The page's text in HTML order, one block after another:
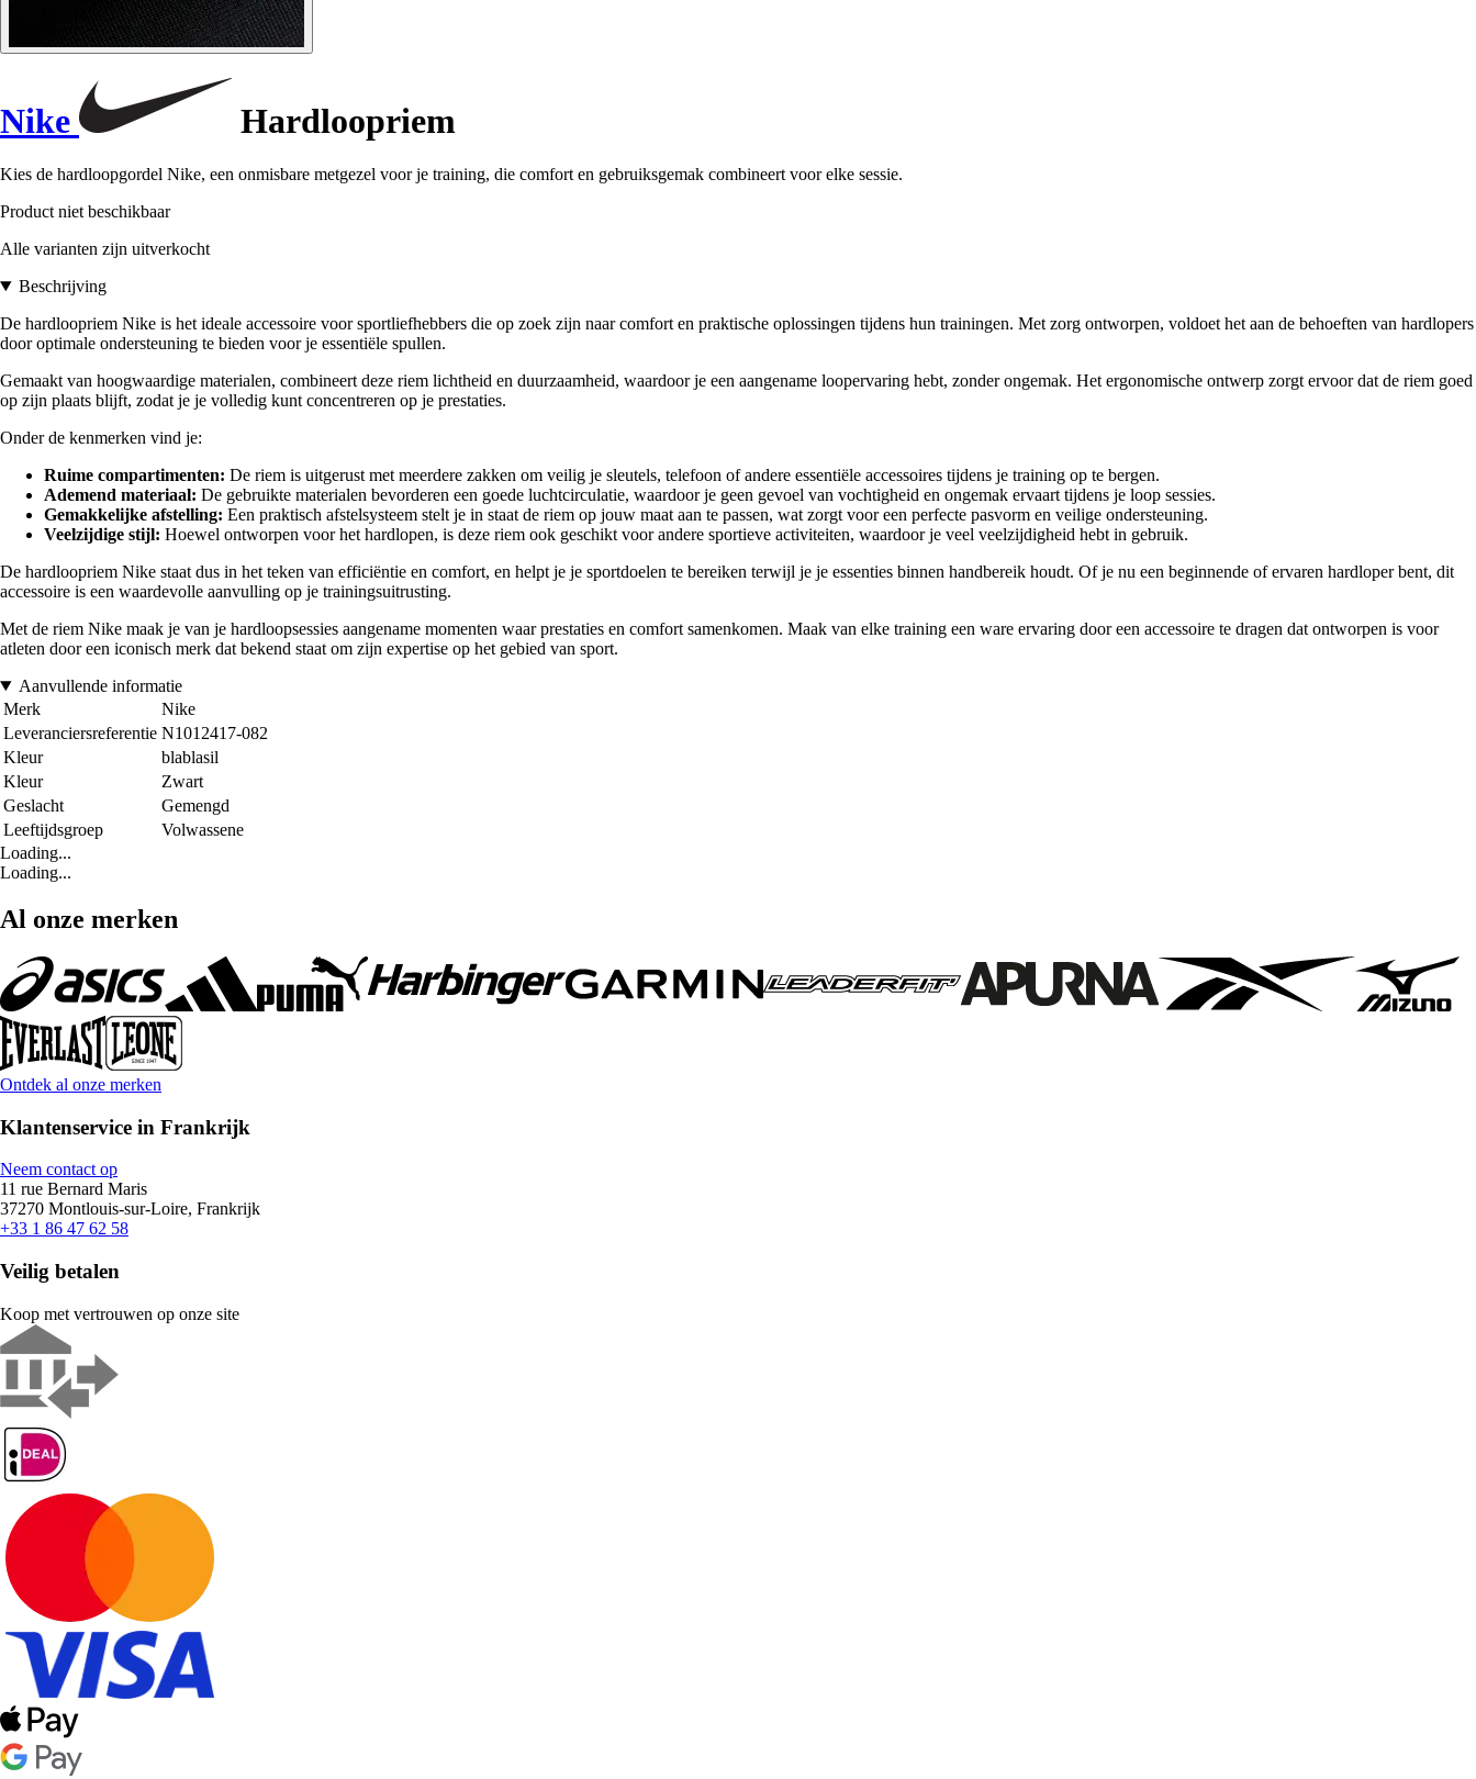
Nike Hardloopriem
Kies de hardloopgordel Nike, een onmisbare metgezel voor je training, die comfort en gebruiksgemak combineert voor elke sessie.
Product niet beschikbaar
Alle varianten zijn uitverkocht
Beschrijving
De hardloopriem Nike is het ideale accessoire voor sportliefhebbers die op zoek zijn naar comfort en praktische oplossingen tijdens hun trainingen. Met zorg ontworpen, voldoet het aan de behoeften van hardlopers
door optimale ondersteuning te bieden voor je essentiële spullen.
Gemaakt van hoogwaardige materialen, combineert deze riem lichtheid en duurzaamheid, waardoor je een aangename loopervaring hebt, zonder ongemak. Het ergonomische ontwerp zorgt ervoor dat de riem goed
op zijn plaats blijft, zodat je je volledig kunt concentreren op je prestaties.
Onder de kenmerken vind je:
Ruime compartimenten: De riem is uitgerust met meerdere zakken om veilig je sleutels, telefoon of andere essentiële accessoires tijdens je training op te bergen.
Ademend materiaal: De gebruikte materialen bevorderen een goede luchtcirculatie, waardoor je geen gevoel van vochtigheid en ongemak ervaart tijdens je loop sessies.
Gemakkelijke afstelling: Een praktisch afstelsysteem stelt je in staat de riem op jouw maat aan te passen, wat zorgt voor een perfecte pasvorm en veilige ondersteuning.
Veelzijdige stijl: Hoewel ontworpen voor het hardlopen, is deze riem ook geschikt voor andere sportieve activiteiten, waardoor je veel veelzijdigheid hebt in gebruik.
De hardloopriem Nike staat dus in het teken van efficiëntie en comfort, en helpt je je sportdoelen te bereiken terwijl je je essenties binnen handbereik houdt. Of je nu een beginnende of ervaren hardloper bent, dit
accessoire is een waardevolle aanvulling op je trainingsuitrusting.
Met de riem Nike maak je van je hardloopsessies aangename momenten waar prestaties en comfort samenkomen. Maak van elke training een ware ervaring door een accessoire te dragen dat ontworpen is voor
atleten door een iconisch merk dat bekend staat om zijn expertise op het gebied van sport.
Aanvullende informatie
Merk
Nike
Leveranciersreferentie N1012417-082
Kleur
blablasil
Kleur
Zwart
Geslacht
Gemengd
Leeftijdsgroep
Volwassene
Loading...
Loading...
Al onze merken
Ontdek al onze merken
Klantenservice in Frankrijk
Neem contact op
11 rue Bernard Maris
37270 Montlouis-sur-Loire, Frankrijk
+33 1 86 47 62 58
Veilig betalen
Koop met vertrouwen op onze site